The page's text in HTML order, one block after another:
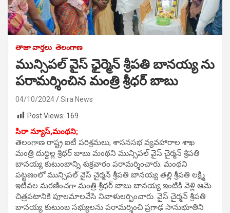
తాజా వార్తలు తెలంగాణ
మున్సిపల్ వైస్ ఛైర్మెన్ శ్రీపతి బానయ్య ను
పరామర్శించిన మంత్రి శ్రీధర్ బాబు
04/10/2024
Sira News
Post Views: 169
సిరా న్యూస్,మంథని;
తెలంగాణ రాష్ట్ర ఐటీ పరిశ్రమలు, శాసనసభ వ్యవహారాల శాఖ
మంత్రి దుద్దిల్ల శ్రీధర్ బాబు మంథని మున్సిపల్ వైస్ చైర్మన్ శ్రీపతి
బానయ్య కుటుంబాన్ని శుక్రవారం పరామర్శించారు. మంథని
పట్టణంలో మున్సిపల్ వైస్ చైర్మన్ శ్రీపతి బానయ్య తల్లి శ్రీపతి లక్ష్మి
ఇటీవల మరణించగా మంత్రి శ్రీధర్ బాబు బానయ్య ఇంటికి వెళ్లి ఆమె
చిత్రపటానికి పూలమాలవేసి నివాళులర్పించారు. వైస్ చైర్మన్ శ్రీపతి
బానయ్య కుటుంబ సభ్యులను పరామర్శించి ప్రగాఢ సానుభూతిని